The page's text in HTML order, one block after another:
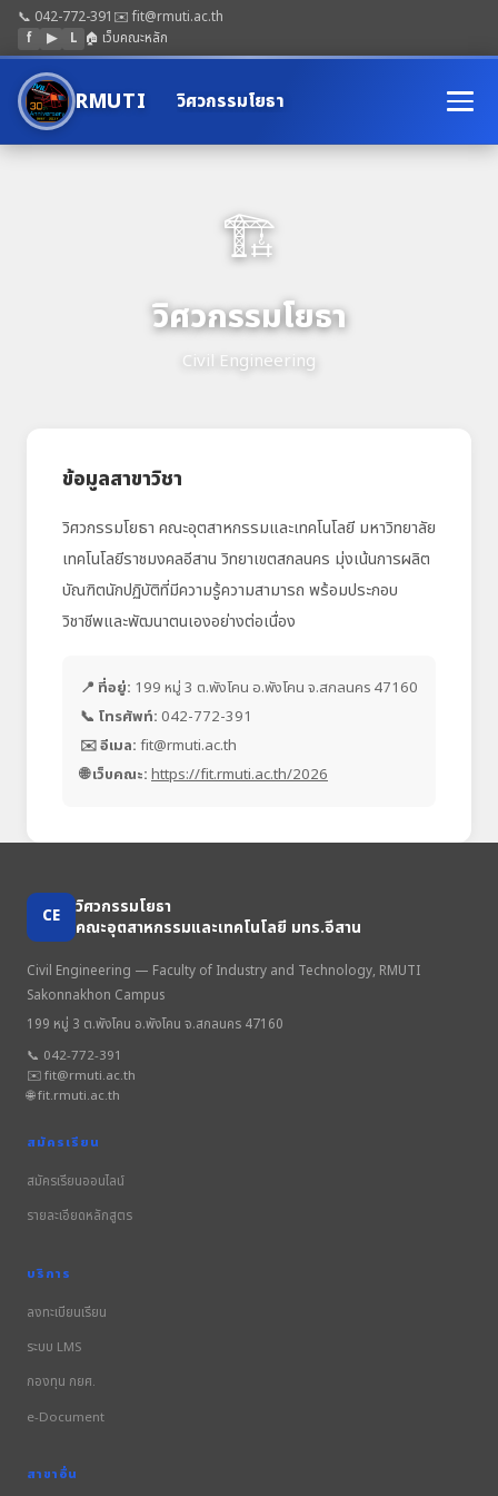
📞 042-772-391 ✉️ fit@rmuti.ac.th
f ▶ L 🏠 เว็บคณะหลัก
RMUTI วิศวกรรมโยธา
🏗️
วิศวกรรมโยธา
Civil Engineering
ข้อมูลสาขาวิชา
วิศวกรรมโยธา คณะอุตสาหกรรมและเทคโนโลยี มหาวิทยาลัย
เทคโนโลยีราชมงคลอีสาน วิทยาเขตสกลนคร มุ่งเน้นการผลิต
บัณฑิตนักปฏิบัติที่มีความรู้ความสามารถ พร้อมประกอบ
วิชาชีพและพัฒนาตนเองอย่างต่อเนื่อง
📍 ที่อยู่: 199 หมู่ 3 ต.พังโคน อ.พังโคน จ.สกลนคร 47160
📞 โทรศัพท์: 042-772-391
✉️ อีเมล: fit@rmuti.ac.th
🌐 เว็บคณะ: https://fit.rmuti.ac.th/2026
CE
วิศวกรรมโยธา
คณะอุตสาหกรรมและเทคโนโลยี มทร.อีสาน
Civil Engineering — Faculty of Industry and Technology, RMUTI
Sakonnakhon Campus
199 หมู่ 3 ต.พังโคน อ.พังโคน จ.สกลนคร 47160
📞 042-772-391
✉️ fit@rmuti.ac.th
🌐 fit.rmuti.ac.th
สมัครเรียน
สมัครเรียนออนไลน์
รายละเอียดหลักสูตร
บริการ
ลงทะเบียนเรียน
ระบบ LMS
กองทุน กยศ.
e-Document
สาขาอื่น